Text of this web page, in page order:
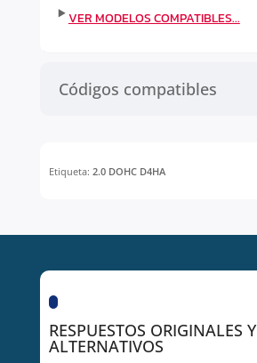
Códigos compatibles
Etiqueta: 2.0 DOHC D4HA
RESPUESTOS ORIGINALES Y
ALTERNATIVOS